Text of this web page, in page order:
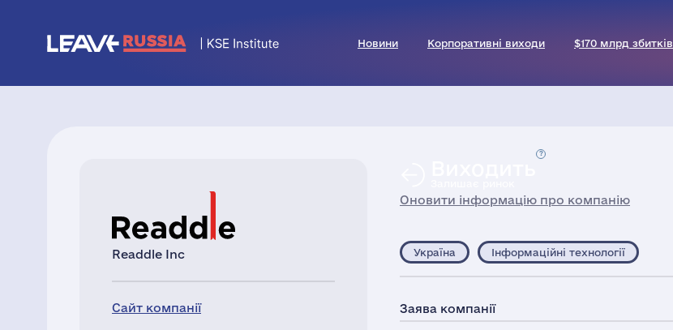
Новини Корпоративні виходи $170 млрд збитків
Readdle Inc
Сайт компанії
Оновити інформацію про компанію
Україна Інформаційні технології
Заява компанії